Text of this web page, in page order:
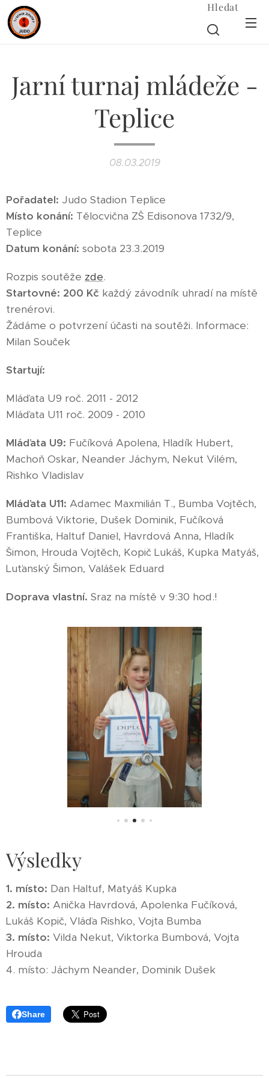
Hledat
Jarní turnaj mládeže -
Teplice
08.03.2019
Pořadatel: Judo Stadion Teplice
Místo konání: Tělocvična ZŠ Edisonova 1732/9,
Teplice
Datum konání: sobota 23.3.2019
Rozpis soutěže zde.
Startovné: 200 Kč každý závodník uhradí na místě
trenérovi.
Žádáme o potvrzení účasti na soutěži. Informace:
Milan Souček
Startují:
Mláďata U9 roč. 2011 - 2012
Mláďata U11 roč. 2009 - 2010
Mláďata U9: Fučíková Apolena, Hladík Hubert,
Machoň Oskar, Neander Jáchym, Nekut Vilém,
Rishko Vladislav
Mláďata U11: Adamec Maxmilián T., Bumba Vojtěch,
Bumbová Viktorie, Dušek Dominik, Fučíková
Františka, Haltuf Daniel, Havrdová Anna, Hladík
Šimon, Hrouda Vojtěch, Kopič Lukáš, Kupka Matyáš,
Luťanský Šimon, Valášek Eduard
Doprava vlastní. Sraz na místě v 9:30 hod.!
Výsledky
1. místo: Dan Haltuf, Matyáš Kupka
2. místo: Anička Havrdová, Apolenka Fučíková,
Lukáš Kopič, Vláďa Rishko, Vojta Bumba
3. místo: Vilda Nekut, Viktorka Bumbová, Vojta
Hrouda
4. místo: Jáchym Neander, Dominik Dušek
Share